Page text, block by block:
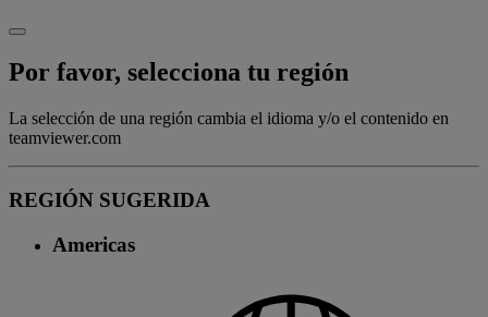
Por favor, selecciona tu región
La selección de una región cambia el idioma y/o el contenido en
teamviewer.com
REGIÓN SUGERIDA
Americas